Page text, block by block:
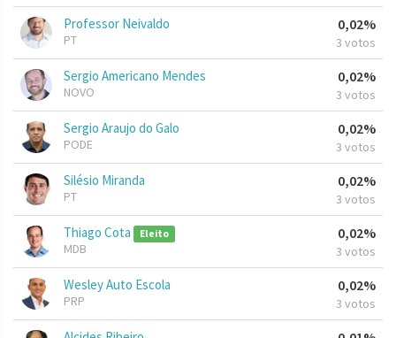
Professor Neivaldo
PT
0,02%
3 votos
Sergio Americano Mendes
NOVO
0,02%
3 votos
Sergio Araujo do Galo
PODE
0,02%
3 votos
Silésio Miranda
PT
0,02%
3 votos
Thiago Cota Eleito
MDB
0,02%
3 votos
Wesley Auto Escola
PRP
0,02%
3 votos